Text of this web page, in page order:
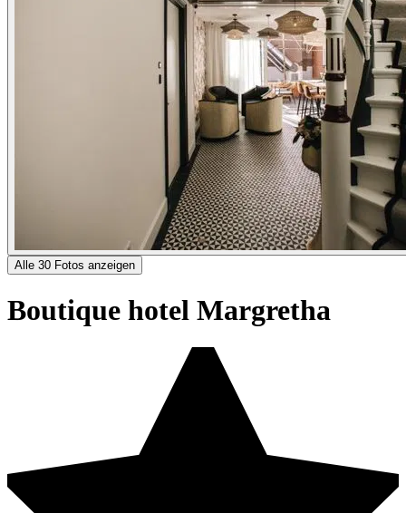
Alle 30 Fotos anzeigen
Boutique hotel Margretha